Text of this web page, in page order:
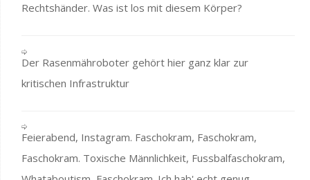
Rechtshänder. Was ist los mit diesem Körper?
Der Rasenmähroboter gehört hier ganz klar zur
kritischen Infrastruktur
Feierabend, Instagram. Faschokram, Faschokram,
Faschokram. Toxische Männlichkeit, Fussbalfaschokram,